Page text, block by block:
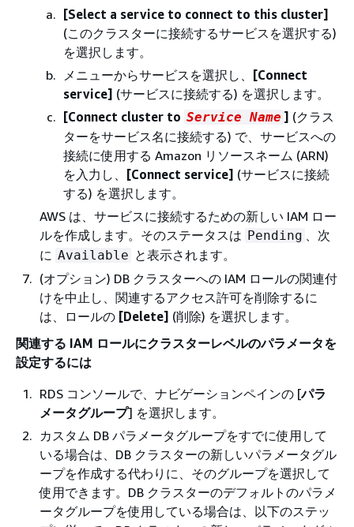
[Select a service to connect to this cluster]
(このクラスターに接続するサービスを選択する)
を選択します。
メニューからサービスを選択し、 [Connect
service] (サービスに接続する) を選択します。
[Connect cluster to Service Name ] (クラス
ターをサービス名に接続する) で、サービスへの
接続に使用する Amazon リソースネーム (ARN)
を入力し、 [Connect service] (サービスに接続
する) を選択します。
AWS は、サービスに接続するための新しい IAM ロー
ルを作成します。そのステータスは Pending
、次
に Available と表示されます。
(オプション) DB クラスターへの IAM ロールの関連付
けを中止し、関連するアクセス許可を削除するに
は、ロールの [Delete] (削除) を選択します。
関連する IAM ロールにクラスターレベルのパラメータを
設定するには
RDS コンソールで、ナビゲーションペインの [パラ
メータグループ] を選択します。
カスタム DB パラメータグループをすでに使用して
いる場合は、DB クラスターの新しいパラメータグル
ープを作成する代わりに、そのグループを選択して
使用できます。DB クラスターのデフォルトのパラメ
ータグループを使用している場合は、以下のステッ